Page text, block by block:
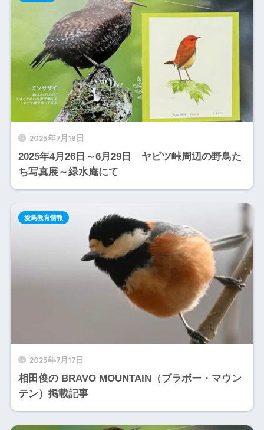
2025年7月18日
2025年4月26日～6月29日 ヤビツ峠周辺の野鳥た
ち写真展～緑水庵にて
2025年7月17日
相田俊の BRAVO MOUNTAIN（ブラボー・マウン
テン）掲載記事
愛鳥教育情報